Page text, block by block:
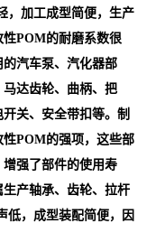
，加工成型简便，生产
POM的耐磨系数很
汽车泵、汽化器部
达齿轮、曲柄、把
关、安全带扣等。制
POM的强项，这些部
强了部件的使用寿
产轴承、齿轮、拉杆
低，成型装配简便，因